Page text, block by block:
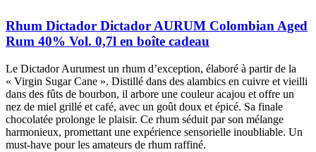
Rhum Dictador Dictador AURUM Colombian Aged
Rum 40% Vol. 0,7l en boîte cadeau
Le Dictador Aurumest un rhum d’exception, élaboré à partir de la
« Virgin Sugar Cane ». Distillé dans des alambics en cuivre et vieilli
dans des fûts de bourbon, il arbore une couleur acajou et offre un
nez de miel grillé et café, avec un goût doux et épicé. Sa finale
chocolatée prolonge le plaisir. Ce rhum séduit par son mélange
harmonieux, promettant une expérience sensorielle inoubliable. Un
must-have pour les amateurs de rhum raffiné.